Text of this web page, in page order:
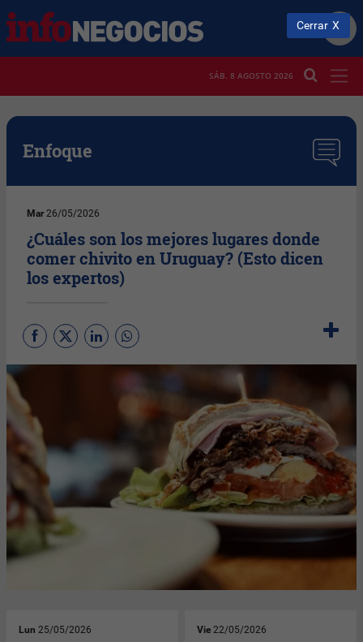
SÁB. 8 AGOSTO 2026
Enfoque
Mar 26/05/2026
¿Cuáles son los mejores lugares donde
comer chivito en Uruguay? (Esto dicen
los expertos)
Lun 25/05/2026 Vie 22/05/2026
Cerrar